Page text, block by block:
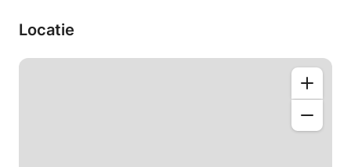
Locatie